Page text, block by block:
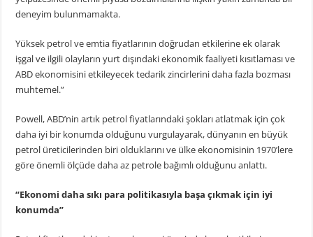
deneyim bulunmamakta.
Yüksek petrol ve emtia fiyatlarının doğrudan etkilerine ek olarak
işgal ve ilgili olayların yurt dışındaki ekonomik faaliyeti kısıtlaması ve
ABD ekonomisini etkileyecek tedarik zincirlerini daha fazla bozması
muhtemel.”
Powell, ABD’nin artık petrol fiyatlarındaki şokları atlatmak için çok
daha iyi bir konumda olduğunu vurgulayarak, dünyanın en büyük
petrol üreticilerinden biri olduklarını ve ülke ekonomisinin 1970’lere
göre önemli ölçüde daha az petrole bağımlı olduğunu anlattı.
“Ekonomi daha sıkı para politikasıyla başa çıkmak için iyi
konumda”